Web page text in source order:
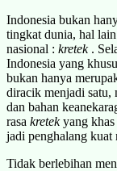
Indonesia bukan
tingkat dunia, hal
nasional : kretek.
Indonesia yang
bukan hanya
diracik menjadi satu,
dan bahan
rasa kretekyang khas
jadi penghalang kuat
Tidak berlebihan